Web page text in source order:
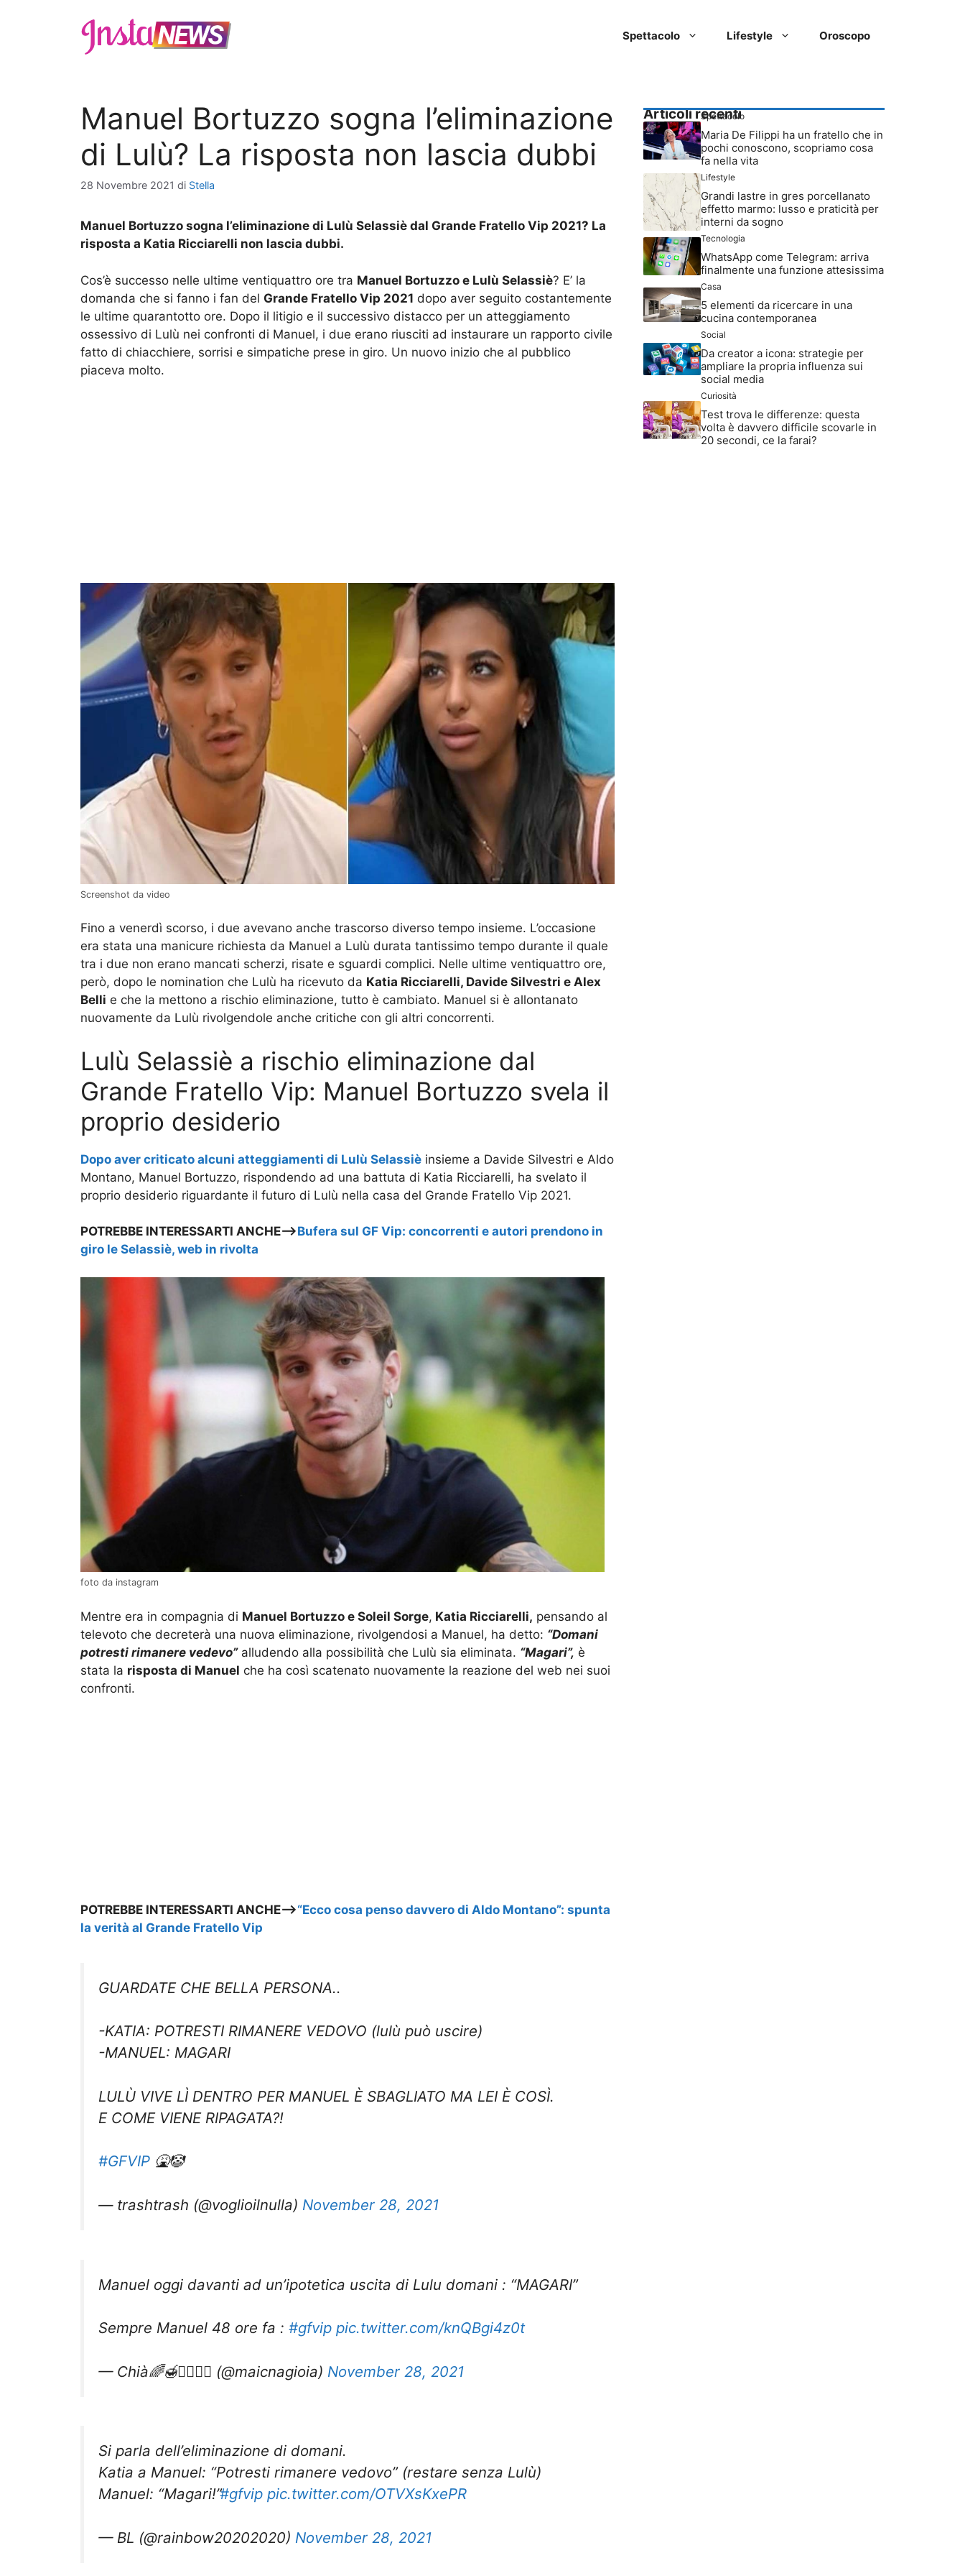
Spettacolo Lifestyle Oroscopo
Manuel Bortuzzo sogna l’eliminazione
di Lulù? La risposta non lascia dubbi
28 Novembre 2021 di Stella
Manuel Bortuzzo sogna l’eliminazione di Lulù Selassiè dal Grande Fratello Vip 2021? La
risposta a Katia Ricciarelli non lascia dubbi.
Cos’è successo nelle ultime ventiquattro ore tra Manuel Bortuzzo e Lulù Selassiè? E’ la
domanda che si fanno i fan del Grande Fratello Vip 2021 dopo aver seguito costantemente
le ultime quarantotto ore. Dopo il litigio e il successivo distacco per un atteggiamento
ossessivo di Lulù nei confronti di Manuel, i due erano riusciti ad instaurare un rapporto civile
fatto di chiacchiere, sorrisi e simpatiche prese in giro. Un nuovo inizio che al pubblico
piaceva molto.
Screenshot da video
Fino a venerdì scorso, i due avevano anche trascorso diverso tempo insieme. L’occasione
era stata una manicure richiesta da Manuel a Lulù durata tantissimo tempo durante il quale
tra i due non erano mancati scherzi, risate e sguardi complici. Nelle ultime ventiquattro ore,
però, dopo le nomination che Lulù ha ricevuto da Katia Ricciarelli, Davide Silvestri e Alex
Belli e che la mettono a rischio eliminazione, tutto è cambiato. Manuel si è allontanato
nuovamente da Lulù rivolgendole anche critiche con gli altri concorrenti.
Lulù Selassiè a rischio eliminazione dal
Grande Fratello Vip: Manuel Bortuzzo svela il
proprio desiderio
Dopo aver criticato alcuni atteggiamenti di Lulù Selassiè insieme a Davide Silvestri e Aldo
Montano, Manuel Bortuzzo, rispondendo ad una battuta di Katia Ricciarelli, ha svelato il
proprio desiderio riguardante il futuro di Lulù nella casa del Grande Fratello Vip 2021.
POTREBBE INTERESSARTI ANCHE—>Bufera sul GF Vip: concorrenti e autori prendono in
giro le Selassiè, web in rivolta
foto da instagram
Mentre era in compagnia di Manuel Bortuzzo e Soleil Sorge, Katia Ricciarelli, pensando al
televoto che decreterà una nuova eliminazione, rivolgendosi a Manuel, ha detto: “Domani
potresti rimanere vedevo”alludendo alla possibilità che Lulù sia eliminata. “Magari”, è
stata la risposta di Manuel che ha così scatenato nuovamente la reazione del web nei suoi
confronti.
POTREBBE INTERESSARTI ANCHE—>“Ecco cosa penso davvero di Aldo Montano”: spunta
la verità al Grande Fratello Vip
GUARDATE CHE BELLA PERSONA..
-KATIA: POTRESTI RIMANERE VEDOVO (lulù può uscire)
-MANUEL: MAGARI
LULÙ VIVE LÌ DENTRO PER MANUEL È SBAGLIATO MA LEI È COSÌ.
E COME VIENE RIPAGATA?!
#GFVIP 🤮🤡
— trashtrash (@voglioilnulla) November 28, 2021
Katia a Manuel: “Potresti rimanere vedovo” (restare senza Lulù)
Manuel: “Magari!”#gfvip pic.twitter.com/OTVXsKxePR
Articoli recenti
Spettacolo
Maria De Filippi ha un fratello che in
pochi conoscono, scopriamo cosa
fa nella vita
Lifestyle
Grandi lastre in gres porcellanato
effetto marmo: lusso e praticità per
interni da sogno
Tecnologia
WhatsApp come Telegram: arriva
finalmente una funzione attesissima
Casa
5 elementi da ricercare in una
cucina contemporanea
Social
Da creator a icona: strategie per
ampliare la propria influenza sui
social media
Curiosità
Test trova le differenze: questa
volta è davvero difficile scovarle in
20 secondi, ce la farai?